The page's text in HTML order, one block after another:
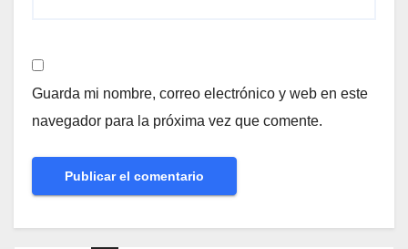
Guarda mi nombre, correo electrónico y web en este
navegador para la próxima vez que comente.